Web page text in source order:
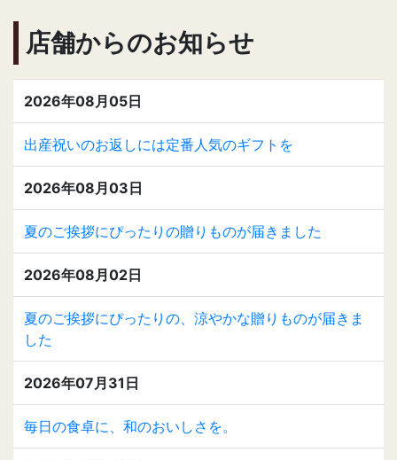
店舗からのお知らせ
2026年08月05日
出産祝いのお返しには定番人気のギフトを
2026年08月03日
夏のご挨拶にぴったりの贈りものが届きました
2026年08月02日
夏のご挨拶にぴったりの、涼やかな贈りものが届きま
した
2026年07月31日
毎日の食卓に、和のおいしさを。